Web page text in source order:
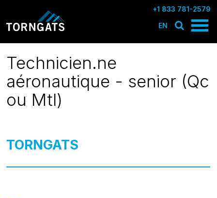
+1 833 781-2579
EN
Technicien.ne
aéronautique - senior (Qc
ou Mtl)
TORNGATS